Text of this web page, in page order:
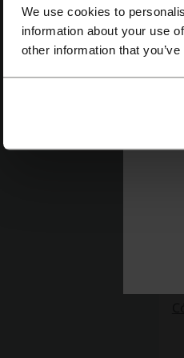
We use cookies to
information about your use
other information that